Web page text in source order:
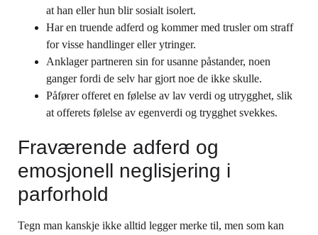
at han eller hun blir sosialt isolert.
Har en truende adferd og kommer med trusler om straff
for visse handlinger eller ytringer.
Anklager partneren sin for usanne påstander, noen
ganger fordi de selv har gjort noe de ikke skulle.
Påfører offeret en følelse av lav verdi og utrygghet, slik
at offerets følelse av egenverdi og trygghet svekkes.
Fraværende adferd og
emosjonell neglisjering i
parforhold
Tegn man kanskje ikke alltid legger merke til, men som kan